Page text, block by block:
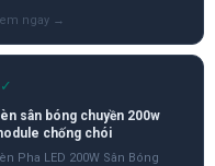
✓
sân bóng chuyền 200w
chống chói
Pha LED 200W Sân Bóng